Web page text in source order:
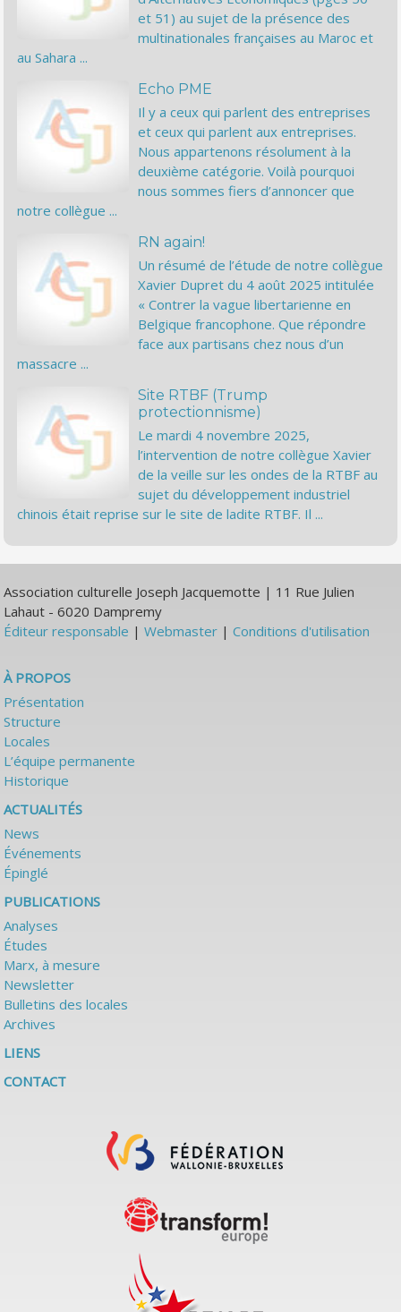
et 51) au sujet de la présence des
multinationales françaises au Maroc et
au Sahara ...
Echo PME
Il y a ceux qui parlent des entreprises
et ceux qui parlent aux entreprises.
Nous appartenons résolument à la
deuxième catégorie. Voilà pourquoi
nous sommes fiers d’annoncer que
notre collègue ...
RN again!
Un résumé de l’étude de notre collègue
Xavier Dupret du 4 août 2025 intitulée
« Contrer la vague libertarienne en
Belgique francophone. Que répondre
face aux partisans chez nous d’un
massacre ...
Site RTBF (Trump
protectionnisme)
Le mardi 4 novembre 2025,
l’intervention de notre collègue Xavier
de la veille sur les ondes de la RTBF au
sujet du développement industriel
chinois était reprise sur le site de ladite RTBF. Il ...
Association culturelle Joseph Jacquemotte | 11 Rue Julien
Lahaut - 6020 Dampremy
Éditeur responsable |Webmaster |Conditions d'utilisation
À PROPOS
Présentation
Structure
Locales
L’équipe permanente
Historique
ACTUALITÉS
News
Événements
Épinglé
PUBLICATIONS
Analyses
Études
Marx, à mesure
Newsletter
Bulletins des locales
Archives
LIENS
CONTACT